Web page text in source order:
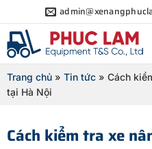
qua
nội
dung
Trang chủ » Tin tức » Cách
tại Hà Nội
Cách kiểm tra xe